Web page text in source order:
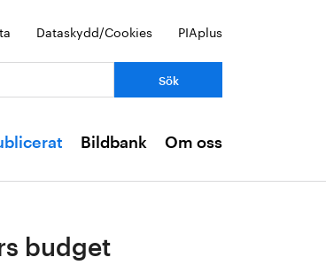
Dataskydd/Cookies PIAplus
Bildbank Om oss
budget